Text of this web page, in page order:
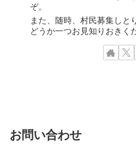
ぞ。
また、随時、村民募集しと
どうか一つお見知りおきく
お問い合わせ